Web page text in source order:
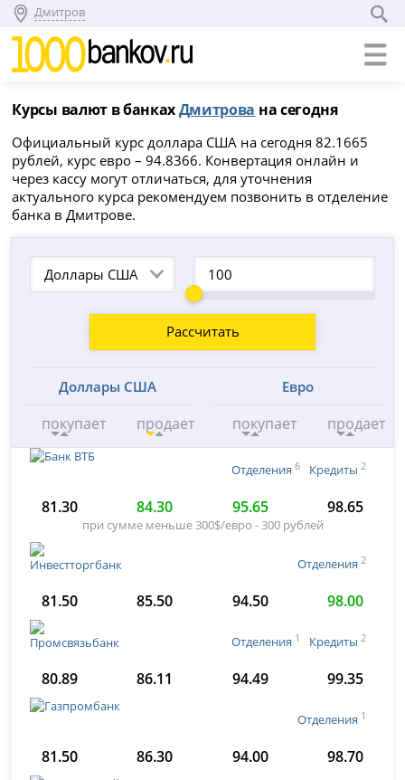
Дмитров
Курсы валют в банкахДмитрова на сегодня
Официальный курс доллара США на сегодня 82.1665
рублей, курс евро – 94.8366. Конвертация онлайн и
через кассу могут отличаться, для уточнения
актуального курса рекомендуем позвонить в отделение
банка в Дмитрове.
Доллары США
Рассчитать
Доллары США
покупает продает
Евро
покупает продает
Отделения 6 Кредиты 2
81.30 84.30 95.65 98.65
при сумме меньше 300$/евро - 300 рублей
Отделения 2
81.50 85.50 94.50 98.00
Отделения 1 Кредиты 2
80.89 86.11 94.49 99.35
Отделения 1
81.50 86.30 94.00 98.70